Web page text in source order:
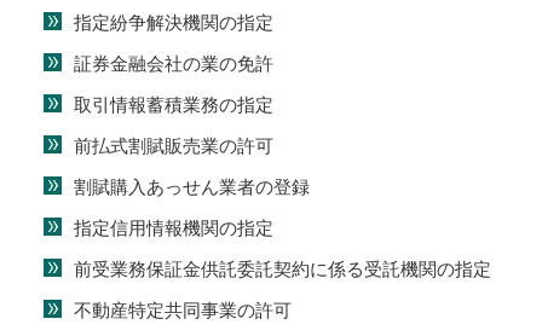
指定紛争解決機関の指定
証券金融会社の業の免許
取引情報蓄積業務の指定
前払式割賦販売業の許可
割賦購入あっせん業者の登録
指定信用情報機関の指定
前受業務保証金供託委託契約に係る受託機関の指定
不動産特定共同事業の許可